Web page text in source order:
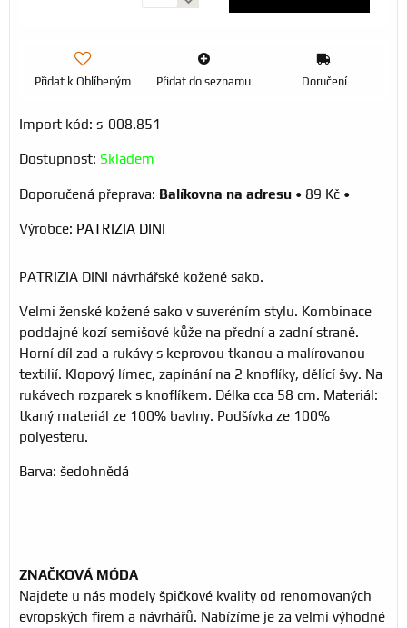
Přidat k Oblíbeným Přidat do seznamu Doručení
Import kód: s-008.851
Dostupnost: Skladem
Balíkovna na adresu • 89 Kč •
Výrobce: PATRIZIA DINI
PATRIZIA DINI návrhářské kožené sako.
Velmi ženské kožené sako v suveréním stylu. Kombinace
poddajné kozí semišové kůže na přední a zadní straně.
Horní díl zad a rukávy s keprovou tkanou a malírovanou
textilií. Klopový límec, zapínání na 2 knoflíky, dělící švy. Na
rukávech rozparek s knoflíkem. Délka cca 58 cm. Materiál:
tkaný materiál ze 100% bavlny. Podšívka ze 100%
polyesteru.
Barva: šedohnědá
ZNAČKOVÁ MÓDA
Najdete u nás modely špičkové kvality od renomovaných
evropských firem a návrhářů. Nabízíme je za velmi výhodné